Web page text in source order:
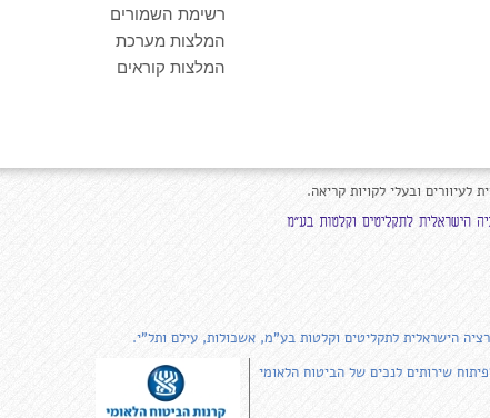
רשימת השמורים
המלצות מערכת
המלצות קוראים
ובעלי לקויות קריאה.
הישראלית לתקליטים וקלטות בע"מ, אשכולות, עילם ותל"י.
שירותים לנכים של הביטוח הלאומי